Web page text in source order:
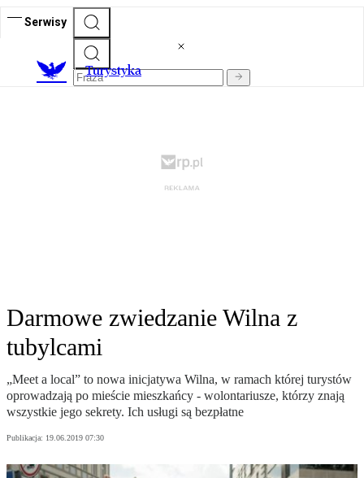
Serwisy
Turystyka
Darmowe zwiedzanie Wilna z
tubylcami
„Meet a local” to nowa inicjatywa Wilna, w ramach której turystów
oprowadzają po mieście mieszkańcy - wolontariusze, którzy znają
wszystkie jego sekrety. Ich usługi są bezpłatne
Publikacja: 19.06.2019 07:30